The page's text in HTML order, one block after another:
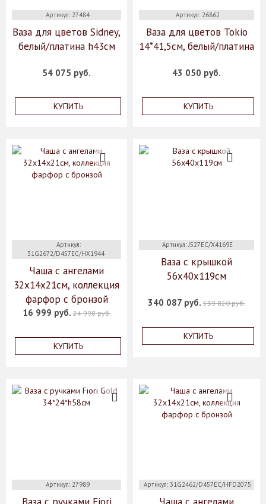
Артикул: 27484
Ваза для цветов Sidney,
белый/платина h43см
54 075 руб.
КУПИТЬ
Артикул: 26862
Ваза для цветов Tokio
14*41,5см, белый/платина
43 050 руб.
КУПИТЬ
Артикул:
31G2672/D457EC/HX1944
Чаша с ангелами
32x14x21см, коллекция
фарфор с бронзой
16 999 руб.24 998 руб.
КУПИТЬ
Артикул: J527EC/X4169E
Ваза с крышкой
56х40х119см
340 087 руб. 539 820 руб.
КУПИТЬ
Артикул: 27989 Артикул: 31G2462/D457EC/HFD2075